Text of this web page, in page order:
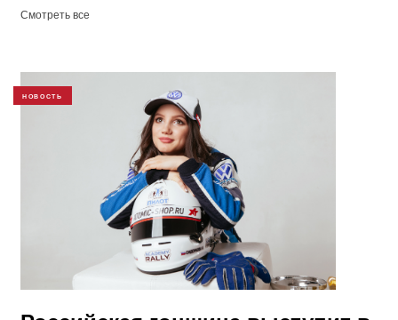
Смотреть все
НОВОСТЬ